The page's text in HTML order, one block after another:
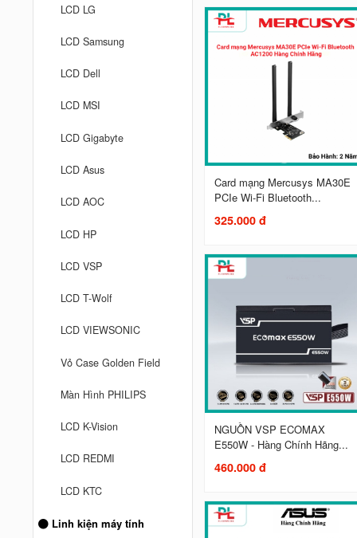
LCD LG
LCD Samsung
LCD Dell
LCD MSI
LCD Gigabyte
LCD Asus
LCD AOC
LCD HP
LCD VSP
LCD T-Wolf
LCD VIEWSONIC
Vỏ Case Golden Field
Màn Hình PHILIPS
LCD K-Vision
LCD REDMI
LCD KTC
Linh kiện máy tính
Card mạng Mercusys MA30E
PCIe Wi-Fi Bluetooth...
325.000 đ
NGUỒN VSP ECOMAX
E550W - Hàng Chính Hãng...
460.000 đ